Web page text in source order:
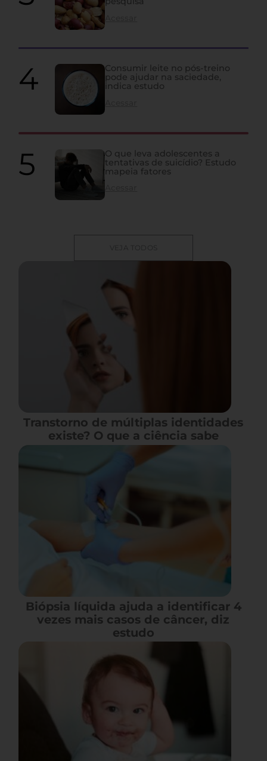
Consumir leite no pós-treino
pode ajudar na saciedade,
indica estudo
O que leva adolescentes a
tentativas de suicídio? Estudo
mapeia fatores
VEJA TODOS
Transtorno de múltiplas identidades
existe? O que a ciência sabe
Biópsia líquida ajuda a identificar 4
vezes mais casos de câncer, diz
estudo